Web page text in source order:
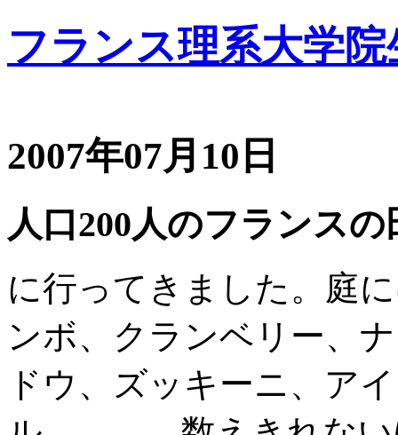
フランス理系大学
2007年07月10日
人口200人のフランスの
に行ってきました。庭
ンボ、クランベリー、
ドウ、ズッキーニ、ア